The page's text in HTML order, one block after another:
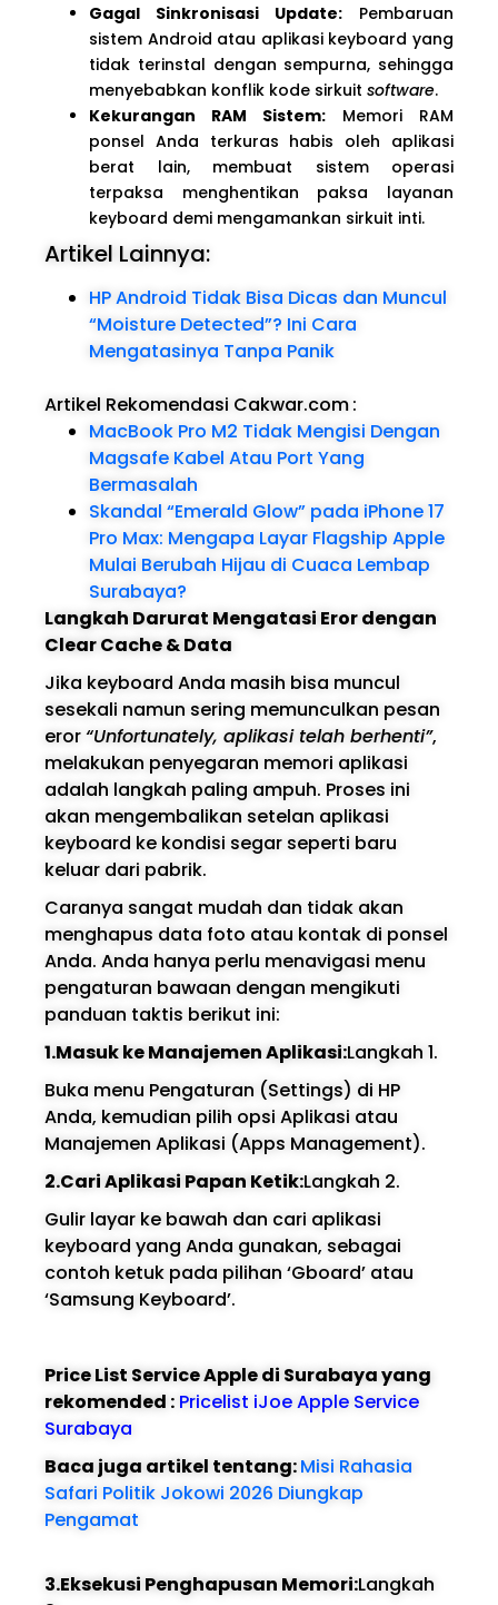
Gagal Sinkronisasi Update: Pembaruan
sistem Android atau aplikasi keyboard yang
tidak terinstal dengan sempurna, sehingga
menyebabkan konflik kode sirkuit software.
Kekurangan RAM Sistem: Memori RAM
ponsel Anda terkuras habis oleh aplikasi
berat lain, membuat sistem operasi
terpaksa menghentikan paksa layanan
keyboard demi mengamankan sirkuit inti.
Artikel Lainnya:
HP Android Tidak Bisa Dicas dan Muncul
“Moisture Detected”? Ini Cara
Mengatasinya Tanpa Panik
Artikel Rekomendasi Cakwar.com:
MacBook Pro M2 Tidak Mengisi Dengan
Magsafe Kabel Atau Port Yang
Bermasalah
Skandal “Emerald Glow” pada iPhone 17
Pro Max: Mengapa Layar Flagship Apple
Mulai Berubah Hijau di Cuaca Lembap
Surabaya?
Langkah Darurat Mengatasi Eror dengan
Clear Cache & Data
Jika keyboard Anda masih bisa muncul
sesekali namun sering memunculkan pesan
eror“Unfortunately, aplikasi telah berhenti”,
melakukan penyegaran memori aplikasi
adalah langkah paling ampuh. Proses ini
akan mengembalikan setelan aplikasi
keyboard ke kondisi segar seperti baru
keluar dari pabrik.
Caranya sangat mudah dan tidak akan
menghapus data foto atau kontak di ponsel
Anda. Anda hanya perlu menavigasi menu
pengaturan bawaan dengan mengikuti
panduan taktis berikut ini:
1.Masuk ke Manajemen Aplikasi:Langkah 1.
Buka menu Pengaturan (Settings) di HP
Anda, kemudian pilih opsi Aplikasi atau
Manajemen Aplikasi (Apps Management).
2.Cari Aplikasi Papan Ketik:Langkah 2.
Gulir layar ke bawah dan cari aplikasi
keyboard yang Anda gunakan, sebagai
contoh ketuk pada pilihan ‘Gboard’ atau
‘Samsung Keyboard’.
Price List Service Apple di Surabaya yang
rekomended : Pricelist iJoe Apple Service
Surabaya
Baca juga artikel tentang:Misi Rahasia
Safari Politik Jokowi 2026 Diungkap
Pengamat
3.Eksekusi Penghapusan Memori:Langkah